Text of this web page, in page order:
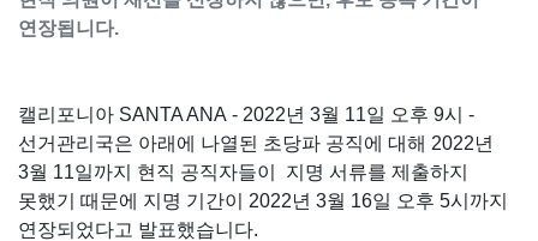
연장됩니다.
캘리포니아 SANTA ANA - 2022년 3월 11일 오후 9시 -
선거관리국은 아래에 나열된 초당파 공직에 대해 2022년
3월 11일까지 현직 공직자들이 지명 서류를 제출하지
못했기 때문에 지명 기간이 2022년 3월 16일 오후 5시까지
연장되었다고 발표했습니다.